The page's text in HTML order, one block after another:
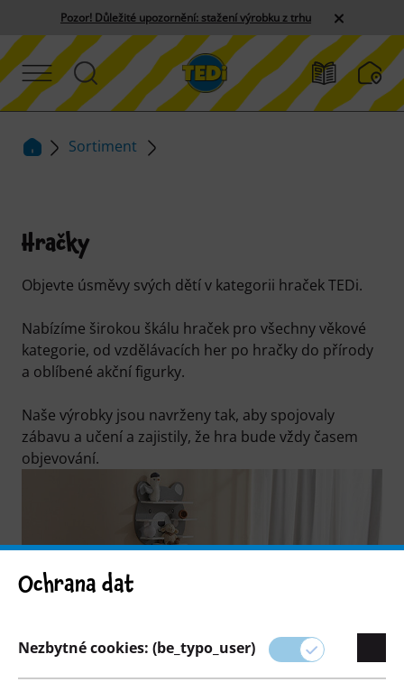
Pozor! Důležité upozornění: stažení výrobku z trhu
Sortiment
Hračky
Objevte úsměvy svých dětí v kategorii hraček TEDi.
Nabízíme širokou škálu hraček pro všechny věkové
kategorie, od vzdělávacích her po hračky do přírody
a oblíbené akční figurky.
Naše výrobky jsou navrženy tak, aby spojovaly
zábavu a učení a zajistily, že hra bude vždy časem
objevování.
Ochrana dat
Nezbytné cookies: (be_typo_user)